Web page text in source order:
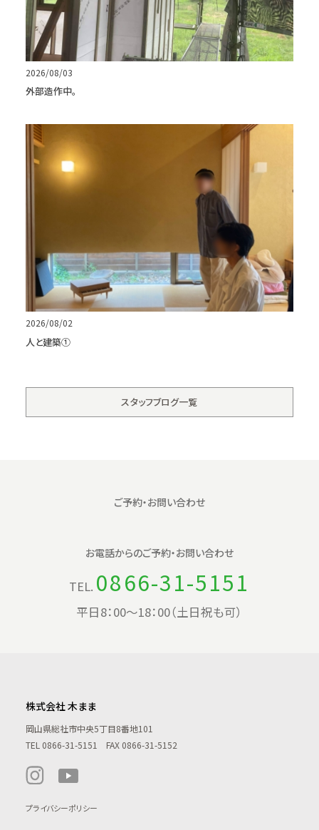
2026/08/03
外部造作中。
2026/08/02
人と建築①
スタッフブログ一覧
ご予約・お問い合わせ
お電話からのご予約・お問い合わせ
TEL. 0866-31-5151
平日8：00〜18：00（土日祝も可）
株式会社 木まま
岡山県総社市中央5丁目8番地101
TEL 0866-31-5151 FAX 0866-31-5152
プライバシーポリシー